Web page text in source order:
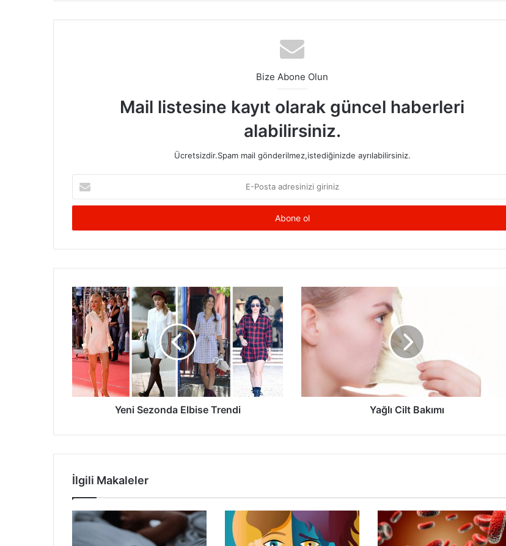
Bize Abone Olun
Mail listesine kayıt olarak güncel haberleri
alabilirsiniz.
Ücretsizdir.Spam mail gönderilmez,istediğinizde ayrılabilirsiniz.
Posta
adresinizi
Yeni
Sezonda
Elbise
Trendi
Yeni Sezonda Elbise Trendi
Yağlı
Cilt
Bakımı
Yağlı Cilt Bakımı
İlgili Makaleler